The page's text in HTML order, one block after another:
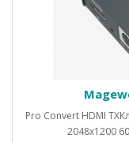
Pro Convert HDMI
2048x1200